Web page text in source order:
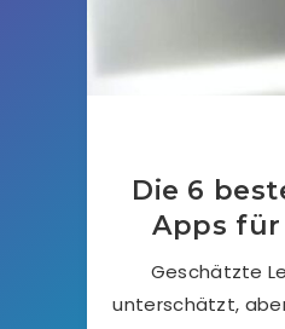
Die 6
Apps für
Geschätzte
unterschätzt,